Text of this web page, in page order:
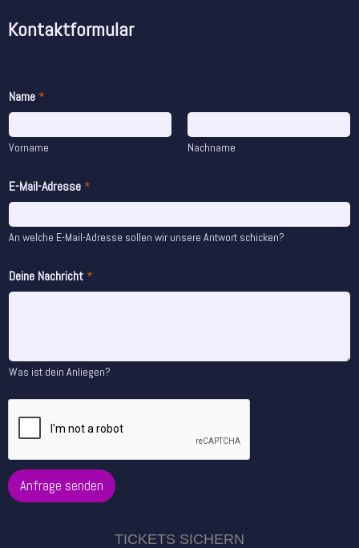
Kontaktformular
Name *
Vorname Nachname
E-Mail-Adresse *
An welche E-Mail-Adresse sollen wir unsere Antwort schicken?
Deine Nachricht *
Was ist dein Anliegen?
Anfrage senden
TICKETS SICHERN